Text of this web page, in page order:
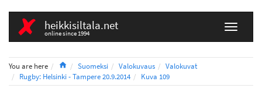
heikkisiltala.net
online since 1994
You are here HomeSuomeksi Valokuvaus
Valokuvat
Rugby: Helsinki - Tampere 20.9.2014
Kuva 109